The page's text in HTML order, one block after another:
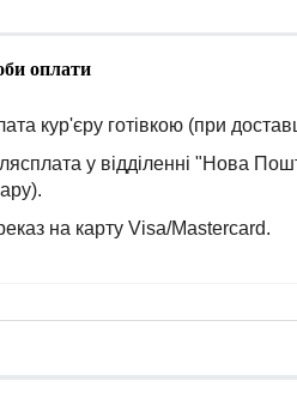
оплати
кур'єру готівкою (при
у відділенні "Нова
на карту Visa/Mastercard.